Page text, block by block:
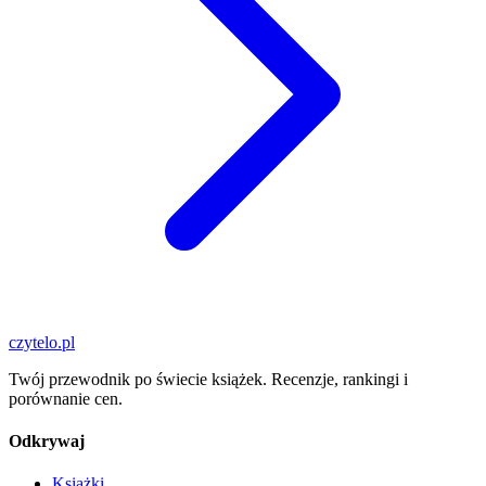
czytelo.pl
Twój przewodnik po świecie książek. Recenzje, rankingi i
porównanie cen.
Odkrywaj